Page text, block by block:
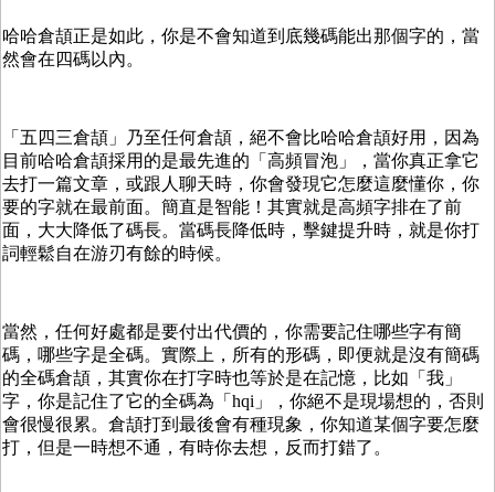
哈哈倉頡正是如此，你是不會知道到底幾碼能出那個字的，當
然會在四碼以內。
「五四三倉頡」乃至任何倉頡，絕不會比哈哈倉頡好用，因為
目前哈哈倉頡採用的是最先進的「高頻冒泡」，當你真正拿它
去打一篇文章，或跟人聊天時，你會發現它怎麼這麼懂你，你
要的字就在最前面。簡直是智能！其實就是高頻字排在了前
面，大大降低了碼長。當碼長降低時，擊鍵提升時，就是你打
詞輕鬆自在游刃有餘的時候。
當然，任何好處都是要付出代價的，你需要記住哪些字有簡
碼，哪些字是全碼。實際上，所有的形碼，即便就是沒有簡碼
的全碼倉頡，其實你在打字時也等於是在記憶，比如「我」
字，你是記住了它的全碼為「hqi」，你絕不是現場想的，否則
會很慢很累。倉頡打到最後會有種現象，你知道某個字要怎麼
打，但是一時想不通，有時你去想，反而打錯了。